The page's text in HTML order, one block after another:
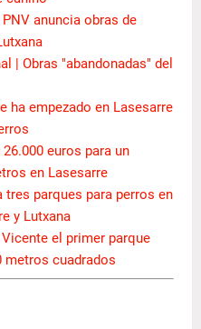
anuncia obras de
| Obras "abandonadas" del
ha empezado en Lasesarre
euros para un
en Lasesarre
tres parques para perros en
y Lutxana
el primer parque
metros cuadrados